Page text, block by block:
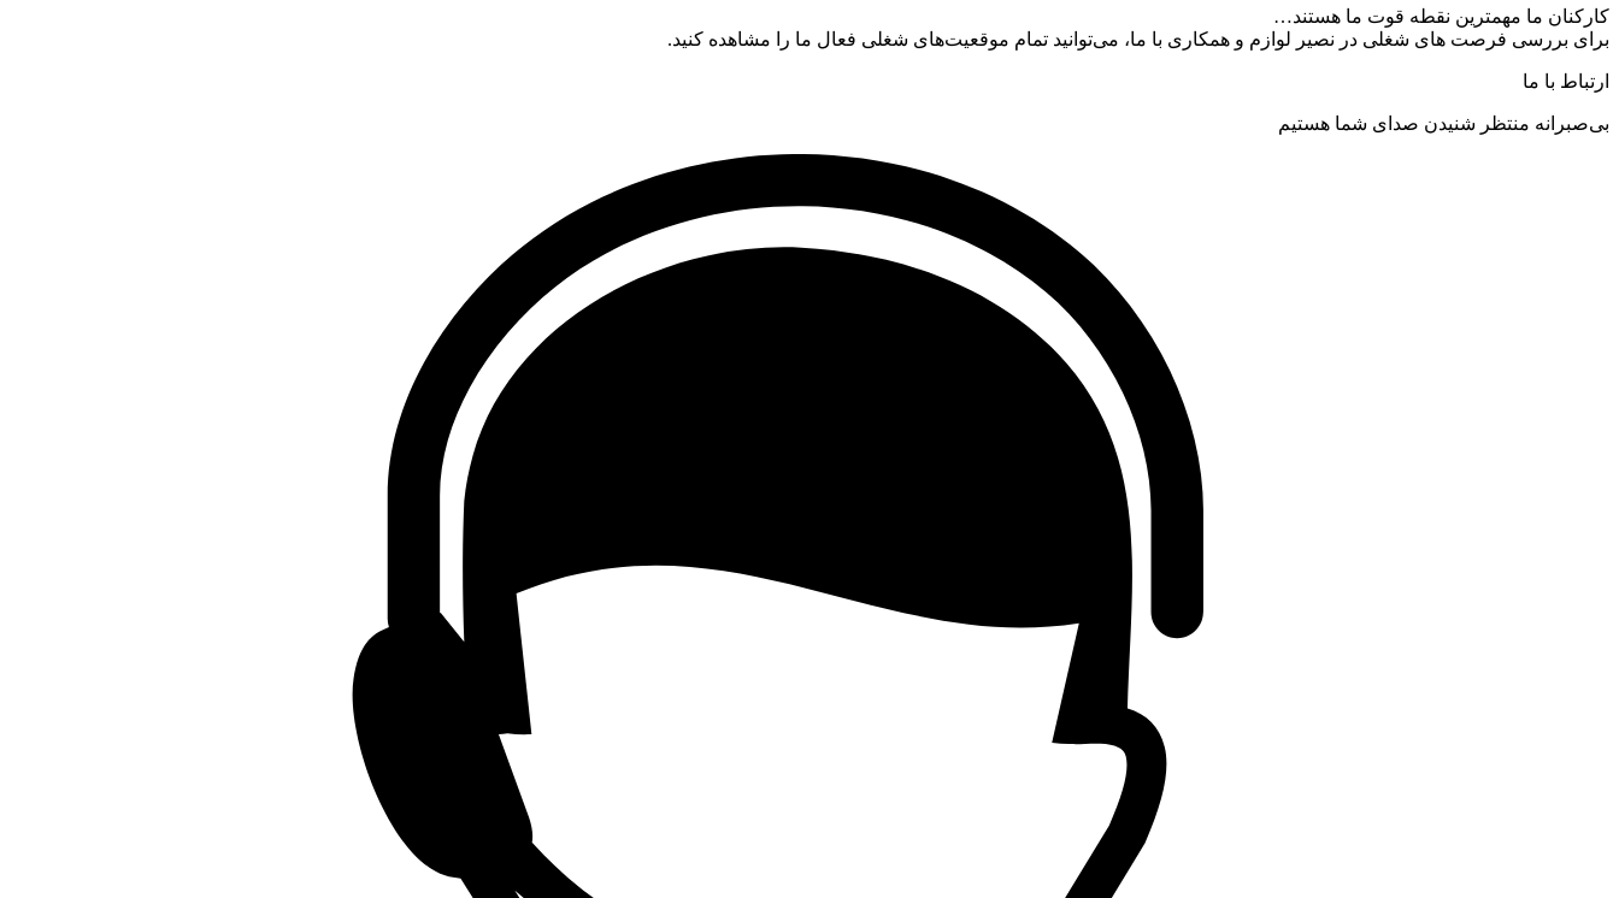
کارکنان ما مهمترین نقطه قوت ما هستند…
برای بررسی فرصت های شغلی در نصیر لوازم و همکاری با ما، می‌توانید تمام موقعیت‌های شغلی فعال ما را مشاهده کنید.
ارتباط با ما
بی‌صبرانه منتظر شنیدن صدای شما هستیم